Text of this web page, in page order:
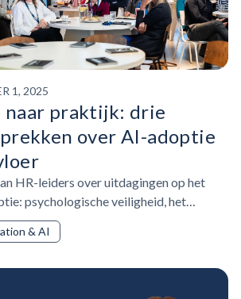
1, 2025
naar praktijk: drie
over AI-adoptie
HR-leiders over uitdagingen op het
psychologische veiligheid, het
vaardigheden en het bewijzen
budgetten vrij te maken.
& AI